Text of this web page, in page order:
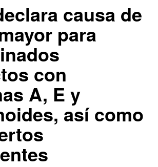
causa de
para
con
A, E y
así como